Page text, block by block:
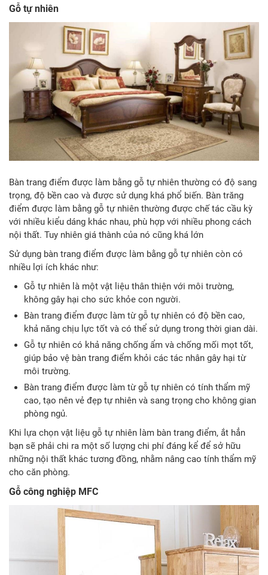
Gỗ tự nhiên
Bàn trang điểm được làm bằng gỗ tự nhiên thường có độ sang
trọng, độ bền cao và được sử dụng khá phổ biến. Bàn trăng
điểm được làm bằng gỗ tự nhiên thường được chế tác cầu kỳ
với nhiều kiểu dáng khác nhau, phù hợp với nhiều phong cách
nội thất. Tuy nhiên giá thành của nó cũng khá lớn
Sử dụng bàn trang điểm được làm bằng gỗ tự nhiên còn có
nhiều lợi ích khác như:
Gỗ tự nhiên là một vật liệu thân thiện với môi trường,
không gây hại cho sức khỏe con người.
Bàn trang điểm được làm từ gỗ tự nhiên có độ bền cao,
khả năng chịu lực tốt và có thể sử dụng trong thời gian dài.
Gỗ tự nhiên có khả năng chống ẩm và chống mối mọt tốt,
giúp bảo vệ bàn trang điểm khỏi các tác nhân gây hại từ
môi trường.
Bàn trang điểm được làm từ gỗ tự nhiên có tính thẩm mỹ
cao, tạo nên vẻ đẹp tự nhiên và sang trọng cho không gian
phòng ngủ.
Khi lựa chọn vật liệu gỗ tự nhiên làm bàn trang điểm, ắt hẳn
bạn sẽ phải chi ra một số lượng chi phí đáng kể để sở hữu
những nội thất khác tương đồng, nhằm nâng cao tính thẩm mỹ
cho căn phòng.
Gỗ công nghiệp MFC